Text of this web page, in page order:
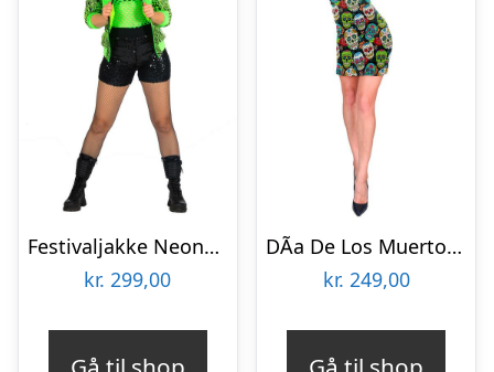
Festivaljakke Neongrøn
kr. 299,00
DÃ­a De Los Muertos Kjole
kr. 249,00